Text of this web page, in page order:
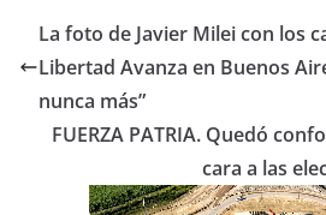
e
b
o
o
k
er s
A
p
p
ar
La foto de Javier Milei con los
Libertad Avanza en Buenos
nunca más”
FUERZA PATRIA. Quedó
cara a las